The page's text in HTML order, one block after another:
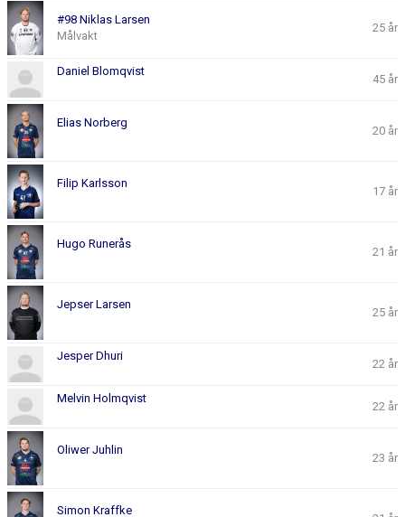
#98 Niklas Larsen
Målvakt
25 år
Daniel Blomqvist
45 år
Elias Norberg
20 år
Filip Karlsson
17 år
Hugo Runerås
21 år
Jepser Larsen
25 år
Jesper Dhuri
22 år
Melvin Holmqvist
22 år
Oliwer Juhlin
23 år
Simon Kraffke